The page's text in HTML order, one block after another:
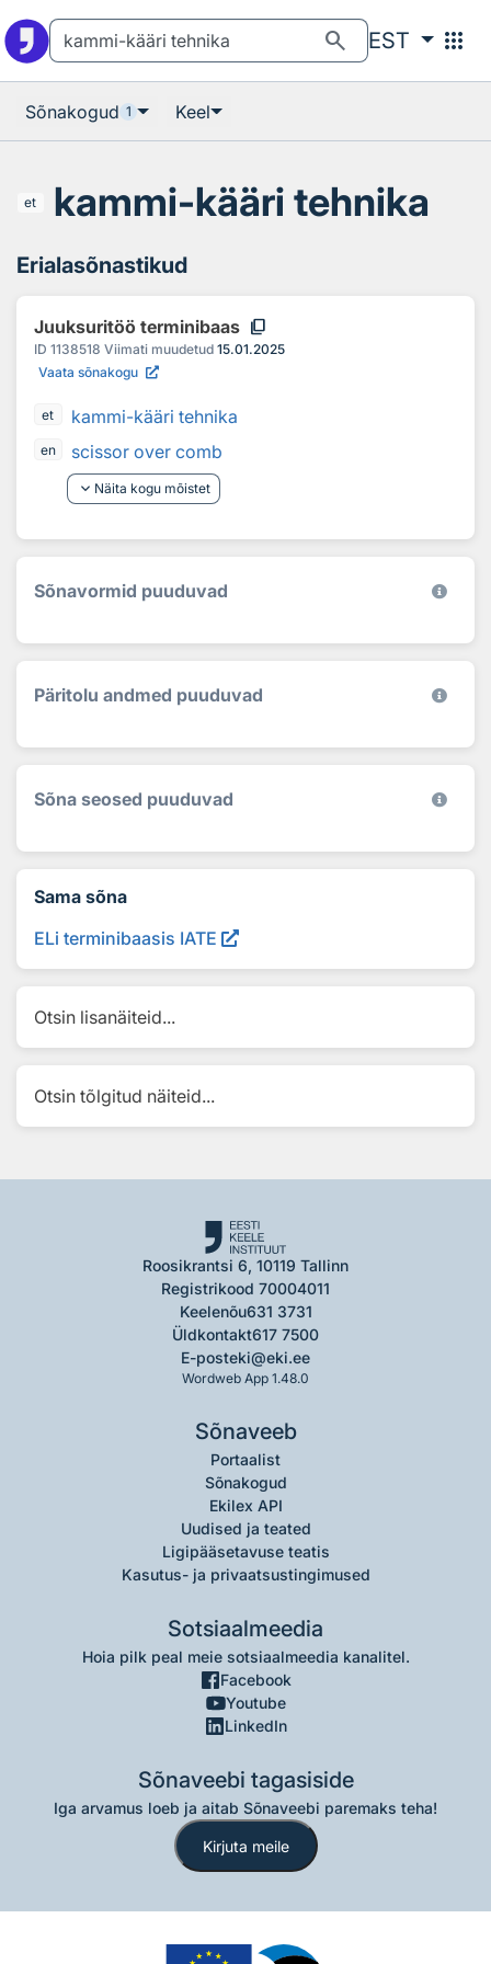
search EST apps
Sõnakogud 1 Keel
et kammi-kääri tehnika
Erialasõnastikud
Juuksuritöö terminibaas content_copy
ID 1138518 Viimati muudetud 15.01.2025
Vaata sõnakogu
et kammi-kääri tehnika
en
scissor over comb
keyboard_arrow_down Näita kogu mõistet
Sõnavormid puuduvad
Päritolu andmed puuduvad
Sõna seosed puuduvad
Sama sõna
ELi terminibaasis IATE
Otsin lisanäiteid...
Otsin tõlgitud näiteid...
Roosikrantsi 6, 10119 Tallinn
Registrikood 70004011
Keelenõu631 3731
Üldkontakt617 7500
E-posteki@eki.ee
Wordweb App 1.48.0
Sõnaveeb
Portaalist
Sõnakogud
Ekilex API
Uudised ja teated
Ligipääsetavuse teatis
Kasutus- ja privaatsustingimused
Sotsiaalmeedia
Hoia pilk peal meie sotsiaalmeedia kanalitel.
Facebook
Youtube
LinkedIn
Sõnaveebi tagasiside
Iga arvamus loeb ja aitab Sõnaveebi paremaks teha!
Kirjuta meile